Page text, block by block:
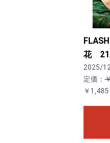
花 21
2025/
定価：
￥1,485